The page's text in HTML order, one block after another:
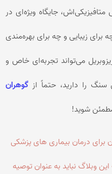
جایگاه ویژه‌ای در
برای زیبایی و چه برای بهره‌مندی
می‌تواند تجربه‌ای خاص و
را دارید، حتماً از گوهران
شوید!
برای درمان بیماری های پزشکی
وبلاگ نباید به عنوان توصیه